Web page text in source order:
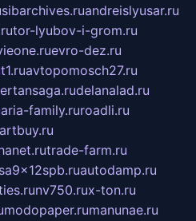
sibarchives.ruandreislyusar.ru
tor-lyubov-i-grom.ru
evro-dez.ru
avtopomosch27.ru
delanalad.ru
aria-family.ruroadli.ru
trade-farm.ru
autodamp.ru
nv750.rux-ton.ru
modopaper.rumanunae.ru